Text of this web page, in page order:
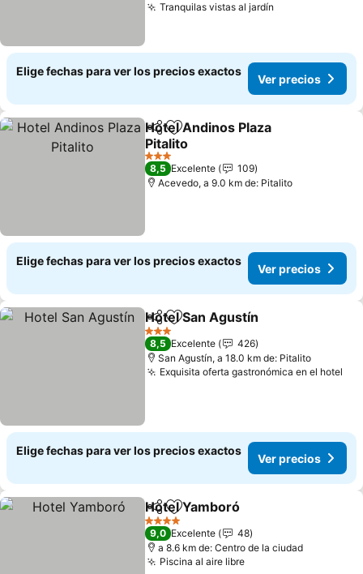
Tranquilas vistas al jardín
Elige fechas para ver los precios exactos
Ver precios
CompartirAgregar a favoritos
Hotel Andinos Plaza
Pitalito
3 Estrellas
8,5 Excelente
109
Acevedo, a 9.0 km de: Pitalito
Elige fechas para ver los precios exactos
Ver precios
CompartirAgregar a favoritos
Hotel San Agustín
3 Estrellas
8,5 Excelente
426
San Agustín, a 18.0 km de: Pitalito
Exquisita oferta gastronómica en el hotel
Elige fechas para ver los precios exactos
Ver precios
CompartirAgregar a favoritos
Hotel Yamboró
4 Estrellas
9,0 Excelente
48
a 8.6 km de: Centro de la ciudad
Piscina al aire libre